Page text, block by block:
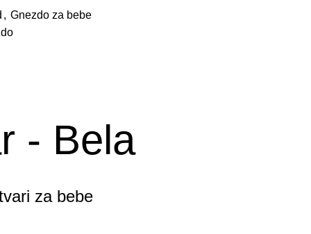
, Gnezdo za bebe
- Bela
za bebe